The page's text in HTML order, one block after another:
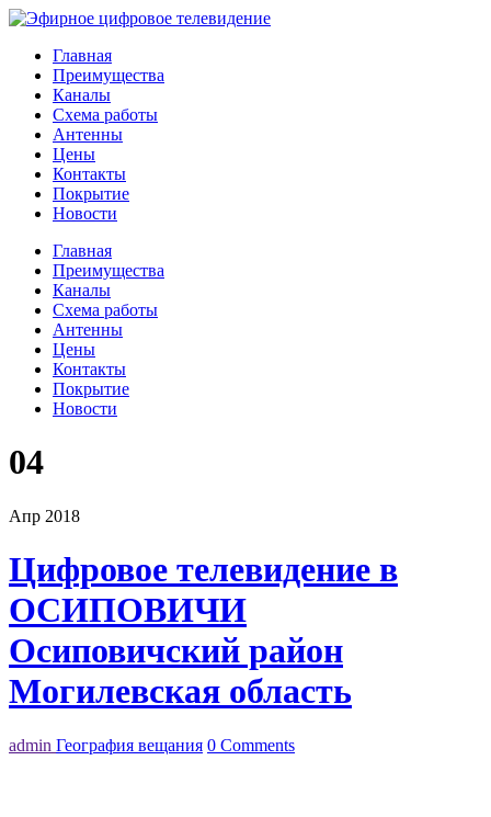
Главная
Преимущества
Каналы
Схема работы
Антенны
Цены
Контакты
Покрытие
Новости
Главная
Преимущества
Каналы
Схема работы
Антенны
Цены
Контакты
Покрытие
Новости
04
Апр 2018
Цифровое телевидение в
ОСИПОВИЧИ
Осиповичский район
Могилевская область
admin География вещания 0 Comments